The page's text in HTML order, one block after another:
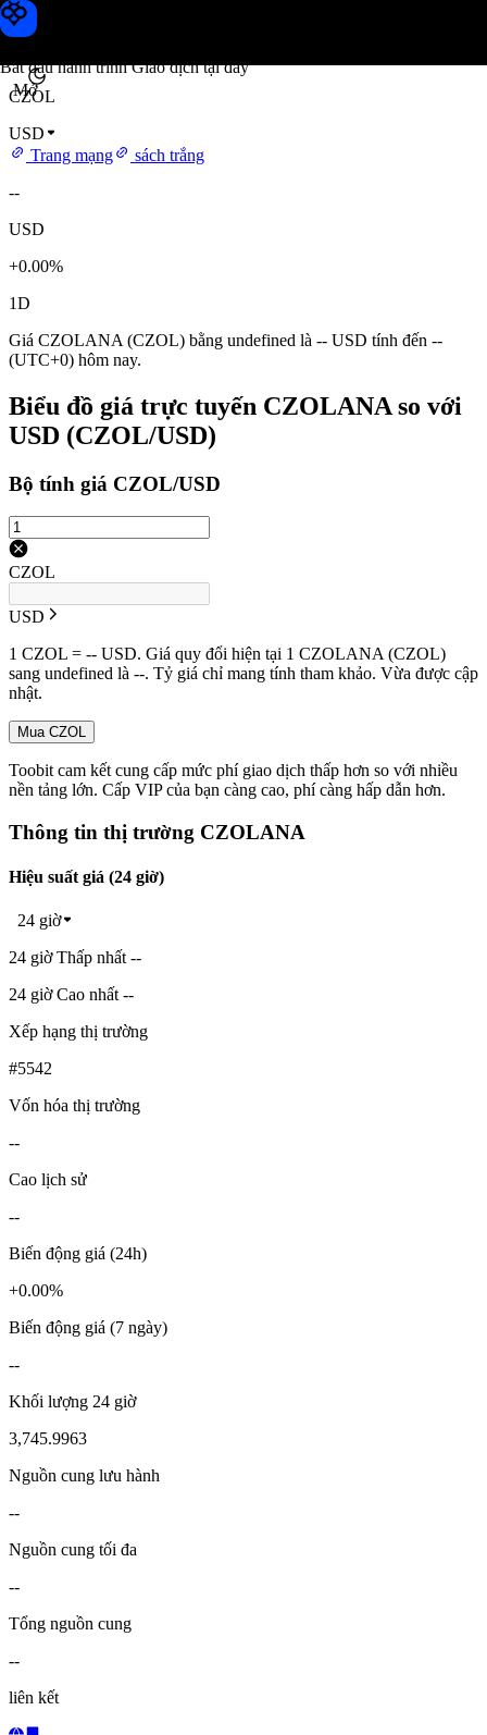
Bắt đầu hành trình Giao dịch tại đây
Mở
Giá CZOLANA
CZOL
USD
Trang mạng
sách trắng
--
USD
+0.00%
1D
Giá CZOLANA (CZOL) bằng undefined là -- USD tính đến --
(UTC+0) hôm nay.
Biểu đồ giá trực tuyến CZOLANA so với
USD (CZOL/USD)
Bộ tính giá CZOL/USD
CZOL
USD
1 CZOL = -- USD. Giá quy đổi hiện tại 1 CZOLANA (CZOL)
sang undefined là --. Tỷ giá chỉ mang tính tham khảo. Vừa được cập
nhật.
Mua CZOL
Toobit cam kết cung cấp mức phí giao dịch thấp hơn so với nhiều
nền tảng lớn. Cấp VIP của bạn càng cao, phí càng hấp dẫn hơn.
Thông tin thị trường CZOLANA
Hiệu suất giá (24 giờ)
24 giờ
24 giờ Thấp nhất --
24 giờ Cao nhất --
Xếp hạng thị trường
#5542
Vốn hóa thị trường
--
Cao lịch sử
--
Biến động giá (24h)
+0.00%
Biến động giá (7 ngày)
--
Khối lượng 24 giờ
3,745.9963
Nguồn cung lưu hành
--
Nguồn cung tối đa
--
Tổng nguồn cung
--
liên kết